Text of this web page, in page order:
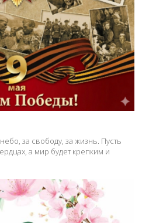
за свободу, за жизнь. Пусть
а мир будет крепким и